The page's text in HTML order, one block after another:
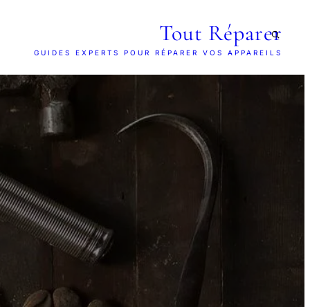
Tout Réparer
GUIDES EXPERTS POUR RÉPARER VOS APPAREILS